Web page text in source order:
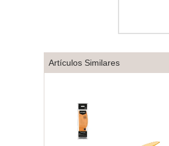
Artículos Similares